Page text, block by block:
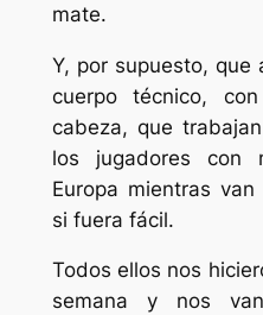
mate.
Y, por supuesto,
cuerpo técnico, con
cabeza, que
los jugadores con
Europa mientras
si fuera fácil.
Todos ellos nos
semana y nos